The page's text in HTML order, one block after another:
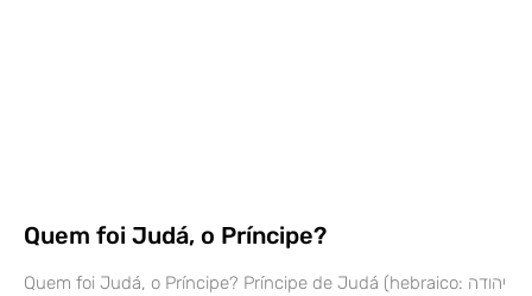
Quem foi Judá, o Príncipe?
Quem foi Judá, o Príncipe? Príncipe de Judá (hebraico: יהודה